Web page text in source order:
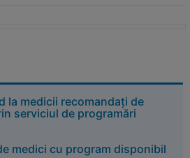
la medicii recomandați de
serviciul de programări
medici cu program disponibil